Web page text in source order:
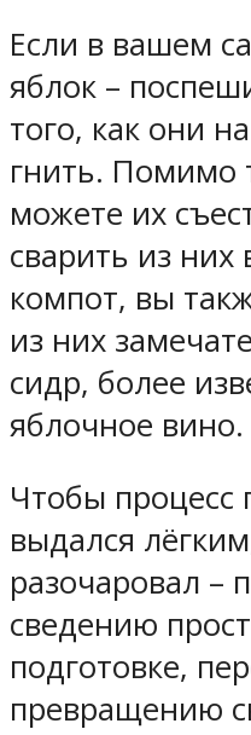
Если в вашем
яблок –
того, как они
гнить. Помимо
можете их
сварить из них
компот, вы
из них
сидр, более
яблочное вино.
Чтобы процесс
выдался
разочаровал –
сведению
подготовке,
превращению